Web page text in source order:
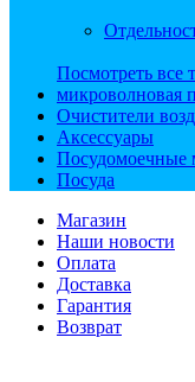
Посмотреть все
микроволновая
Очистители
Аксессуары
Посуда
Магазин
Наши новости
Оплата
Доставка
Гарантия
Возврат